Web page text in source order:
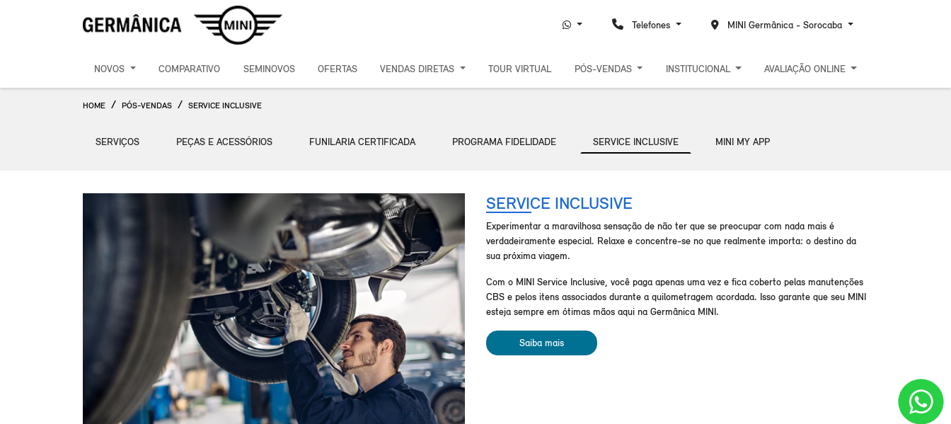
Telefones MINI Germânica - Sorocaba
NOVOS COMPARATIVO SEMINOVOS OFERTAS VENDAS DIRETAS TOUR VIRTUAL PÓS-VENDAS INSTITUCIONAL AVALIAÇÃO ONLINE
HOME PÓS-VENDAS SERVICE INCLUSIVE
SERVIÇOS PEÇAS E ACESSÓRIOS FUNILARIA CERTIFICADA PROGRAMA FIDELIDADE SERVICE INCLUSIVE MINI MY APP
SERVICE INCLUSIVE
Experimentar a maravilhosa sensação de não ter que se preocupar com nada mais é
verdadeiramente especial. Relaxe e concentre-se no que realmente importa: o destino da
sua próxima viagem.
Com o MINI Service Inclusive, você paga apenas uma vez e fica coberto pelas manutenções
CBS e pelos itens associados durante a quilometragem acordada. Isso garante que seu MINI
esteja sempre em ótimas mãos aqui na Germânica MINI.
Saiba mais